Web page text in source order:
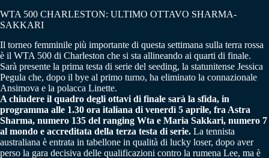
WTA 500 CHARLESTON: ULTIMO OTTAVO SHARMA-
SAKKARI
Il torneo femminile più importante di questa settimana sulla terra rossa
è il WTA 500 di Charleston che si sta allineando ai quarti di finale.
Sarà presente la prima testa di serie del seeding, la statunitense Jessica
Pegula che, dopo il bye al primo turno, ha eliminato la connazionale
Ansimova e la polacca Linette.
A chiudere il quadro degli ottavi di finale sarà la sfida, in
programma alle 1.30 ora italiana di venerdì 5 aprile, fra Astra
Sharma, numero 135 del ranging Wta e Maria Sakkari, numero 7
al mondo e accreditata della terza testa di serie. La tennista
australiana è entrata in tabellone in qualità di lucky loser, dopo aver
perso la gara decisiva delle qualificazioni contro la rumena Lee, ma è